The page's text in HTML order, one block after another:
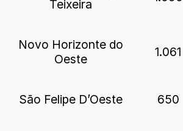
Teixeira
Novo Horizonte do
Oeste
1.061
São Felipe D’Oeste 650